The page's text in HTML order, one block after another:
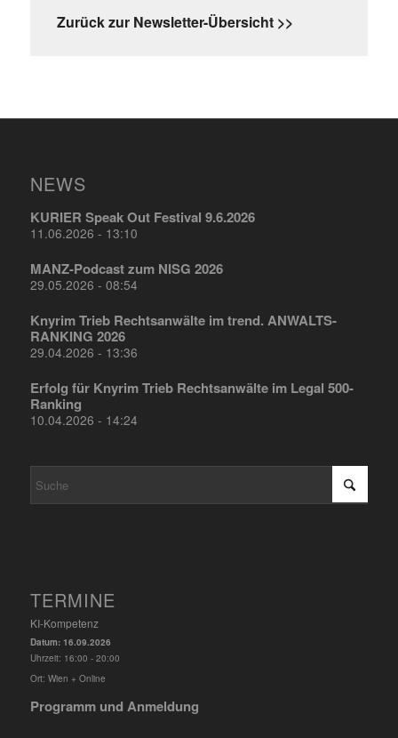
Zurück zur Newsletter-Übersicht >>
NEWS
KURIER Speak Out Festival 9.6.2026
11.06.2026 - 13:10
MANZ-Podcast zum NISG 2026
29.05.2026 - 08:54
Knyrim Trieb Rechtsanwälte im trend. ANWALTS-
RANKING 2026
29.04.2026 - 13:36
Erfolg für Knyrim Trieb Rechtsanwälte im Legal 500-
Ranking
10.04.2026 - 14:24
TERMINE
KI-Kompetenz
Datum: 16.09.2026
Uhrzeit: 16:00 - 20:00
Ort: Wien + Online
Programm und Anmeldung